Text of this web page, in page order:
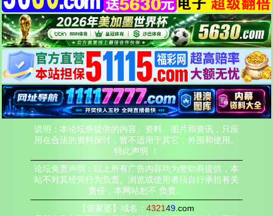
说明：本论坛所提供的内容、资料、图片和资讯，只应
用在合法的资料探讨，暂不适用于其它，外围和使用。
特此声明 ！
论坛免责声明：以上所有广告内容均为赞助商提供，本
站不对其经营行为负责。浏览或使用者须自行承担有关
责任，本网站恕不 负责。
【管家婆】域名：432149 .com